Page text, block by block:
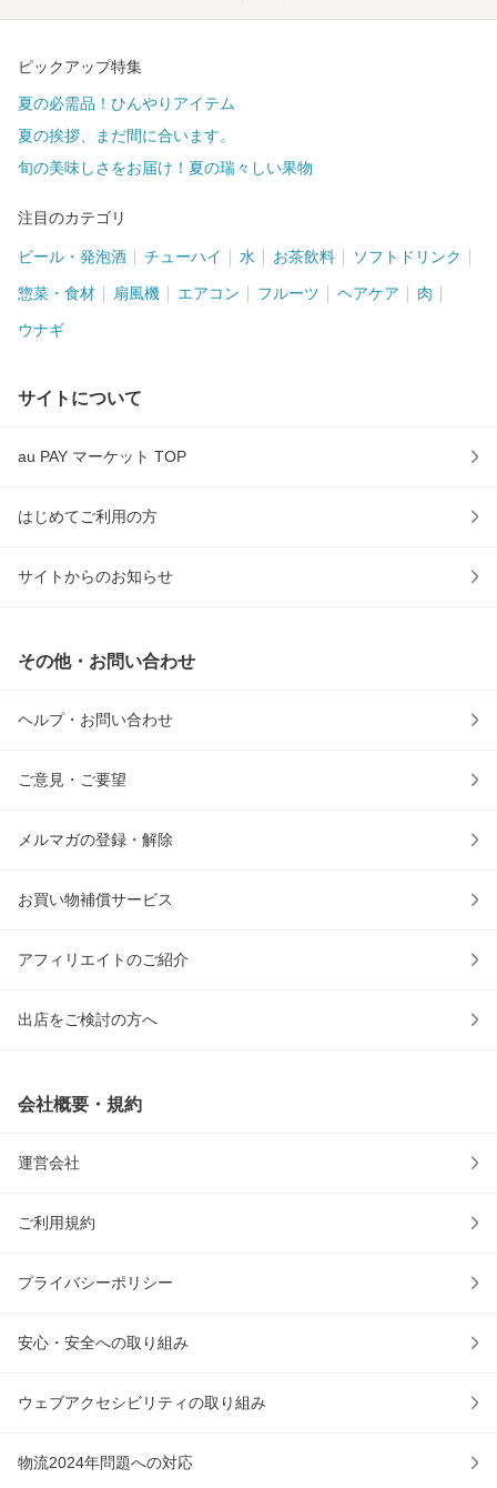
ピックアップ特集
夏の必需品！ひんやりアイテム
夏の挨拶、まだ間に合います。
旬の美味しさをお届け！夏の瑞々しい果物
注目のカテゴリ
ビール・発泡酒 チューハイ 水 お茶飲料 ソフトドリンク
惣菜・食材 扇風機 エアコン フルーツ ヘアケア 肉
ウナギ
サイトについて
au PAY マーケット TOP
はじめてご利用の方
サイトからのお知らせ
その他・お問い合わせ
ヘルプ・お問い合わせ
ご意見・ご要望
メルマガの登録・解除
お買い物補償サービス
アフィリエイトのご紹介
出店をご検討の方へ
会社概要・規約
運営会社
ご利用規約
プライバシーポリシー
安心・安全への取り組み
ウェブアクセシビリティの取り組み
物流2024年問題への対応